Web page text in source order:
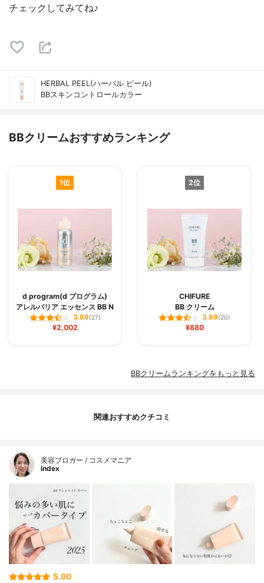
チェックしてみてね♪
HERBAL PEEL(ハーバル ピール)
BBスキンコントロールカラー
BBクリームおすすめランキング
1位
d program(d プログラム)
アレルバリア エッセンス BB N
3.89(27)
¥2,002
2位
CHIFURE
BB クリーム
3.89(20)
¥880
BBクリームランキングをもっと見る
関連おすすめクチコミ
美容ブロガー / コスメマニア
index
5.00